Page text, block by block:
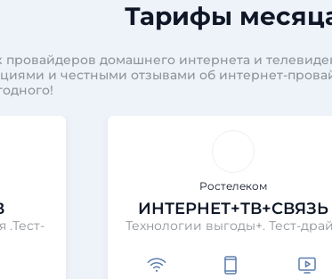
Тарифы
провайдеров домашнего интернета и
и честными отзывами об интернет-
.Тест-
Ростелеком
ИНТЕРНЕТ+ТВ+СВЯЗЬ
Технологии выгоды+. Тест-